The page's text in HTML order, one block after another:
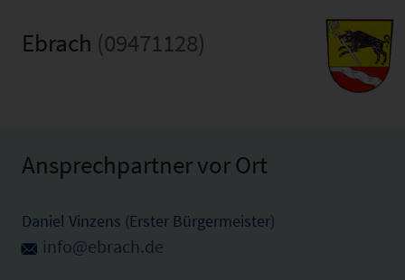
Ebrach (09471128)
Ansprechpartner vor Ort
Daniel Vinzens (Erster Bürgermeister)
info@ebrach.de